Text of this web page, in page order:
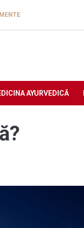
AYURVEDICĂ